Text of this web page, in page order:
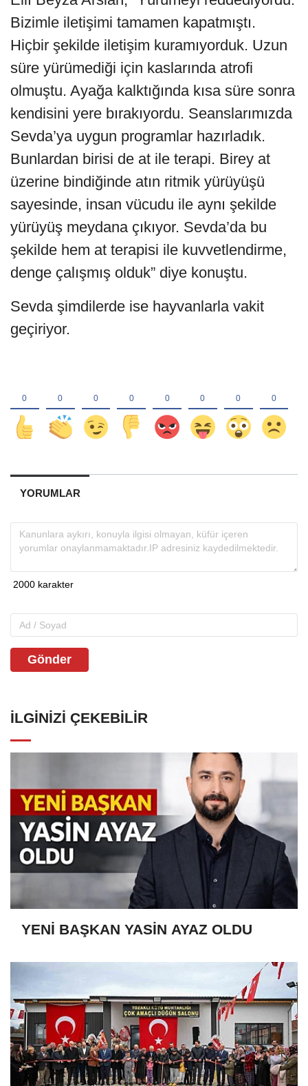
Bizimle iletişimi tamamen kapatmıştı.
Hiçbir şekilde iletişim kuramıyorduk. Uzun
süre yürümediği için kaslarında atrofi
olmuştu. Ayağa kalktığında kısa süre sonra
kendisini yere bırakıyordu. Seanslarımızda
Sevda’ya uygun programlar hazırladık.
Bunlardan birisi de at ile terapi. Birey at
üzerine bindiğinde atın ritmik yürüyüşü
sayesinde, insan vücudu ile aynı şekilde
yürüyüş meydana çıkıyor. Sevda’da bu
şekilde hem at terapisi ile kuvvetlendirme,
denge çalışmış olduk” diye konuştu.
Sevda şimdilerde ise hayvanlarla vakit
geçiriyor.
YORUMLAR
Gönder
İLGINIZI ÇEKEBILIR
YENİ BAŞKAN YASİN AYAZ OLDU